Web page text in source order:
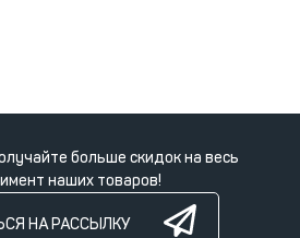
больше скидок на весь
наших товаров!
НА РАССЫЛКУ